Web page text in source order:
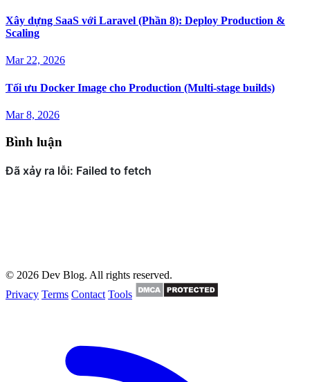
Xây dựng SaaS với Laravel (Phần 8): Deploy Production &
Scaling
Mar 22, 2026
Tối ưu Docker Image cho Production (Multi-stage builds)
Mar 8, 2026
Bình luận
© 2026 Dev Blog. All rights reserved.
Privacy Terms Contact Tools